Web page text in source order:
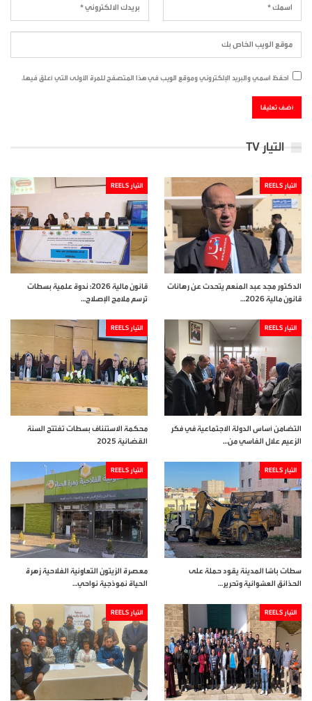
احفظ اسمي والبريد الإلكتروني وموقع الويب في هذا المتصفح للمرة الأولى التي أعلق فيها.
التيار TV
التيار REELS
الدكتور مجد عبد المنعم يتحدث عن رهانات
قانون مالية 2026…
التيار REELS
قانون مالية 2026: ندوة علمية بسطات
ترسم ملامح الإصلاح…
التيار REELS
التضامن أساس الدولة الاجتماعية في فكر
الزعيم علال الفاسي من…
التيار REELS
محكمة الاستئناف بسطات تفتتح السنة
القضائية 2025
التيار REELS
سطات باشا المدينة يقود حملة على
الحذائق العشوائية وتحرير…
التيار REELS
معصرة الزيتون التعاونية الفلاحية زهرة
الحياة نموذجية نواحي…
التيار REELS التيار REELS